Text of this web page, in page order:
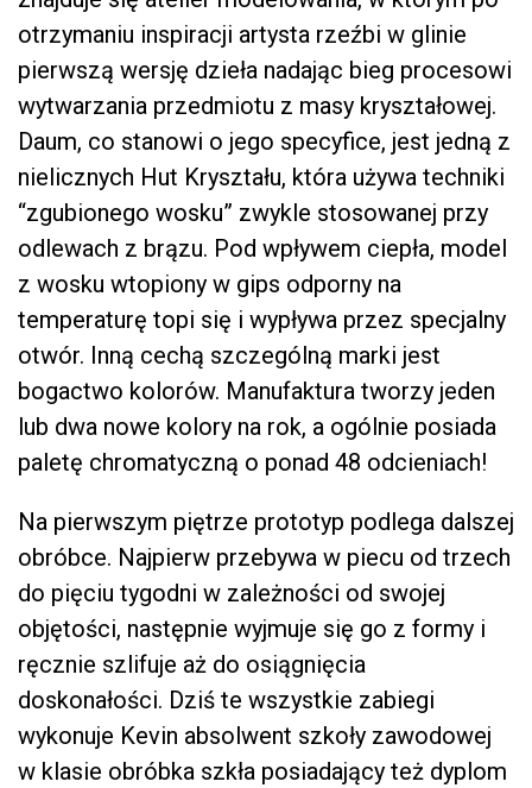
otrzymaniu inspiracji artysta rzeźbi w glinie
pierwszą wersję dzieła nadając bieg procesowi
wytwarzania przedmiotu z masy kryształowej.
Daum, co stanowi o jego specyfice, jest jedną z
nielicznych Hut Kryształu, która używa techniki
“zgubionego wosku” zwykle stosowanej przy
odlewach z brązu. Pod wpływem ciepła, model
z wosku wtopiony w gips odporny na
temperaturę topi się i wypływa przez specjalny
otwór. Inną cechą szczególną marki jest
bogactwo kolorów. Manufaktura tworzy jeden
lub dwa nowe kolory na rok, a ogólnie posiada
paletę chromatyczną o ponad 48 odcieniach!
Na pierwszym piętrze prototyp podlega dalszej
obróbce. Najpierw przebywa w piecu od trzech
do pięciu tygodni w zależności od swojej
objętości, następnie wyjmuje się go z formy i
ręcznie szlifuje aż do osiągnięcia
doskonałości. Dziś te wszystkie zabiegi
wykonuje Kevin absolwent szkoły zawodowej
w klasie obróbka szkła posiadający też dyplom